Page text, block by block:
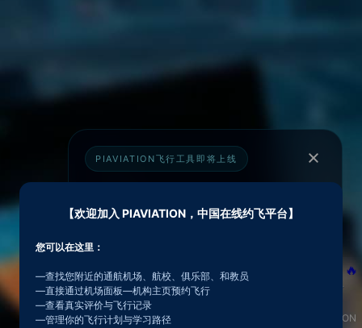
PIAVIATION飞行工具即将上线
逐步接入，形成更完整的飞行执行闭环
不仅仅是工具，而是飞行入口
🔥
PIAVIATION
【欢迎加入 PIAVIATION，中国在线约飞平台】
您可以在这里：
—查找您附近的通航机场、航校、俱乐部、和教员
—直接通过机场面板—机构主页预约飞行
—查看真实评价与飞行记录
—管理你的飞行计划与学习路径